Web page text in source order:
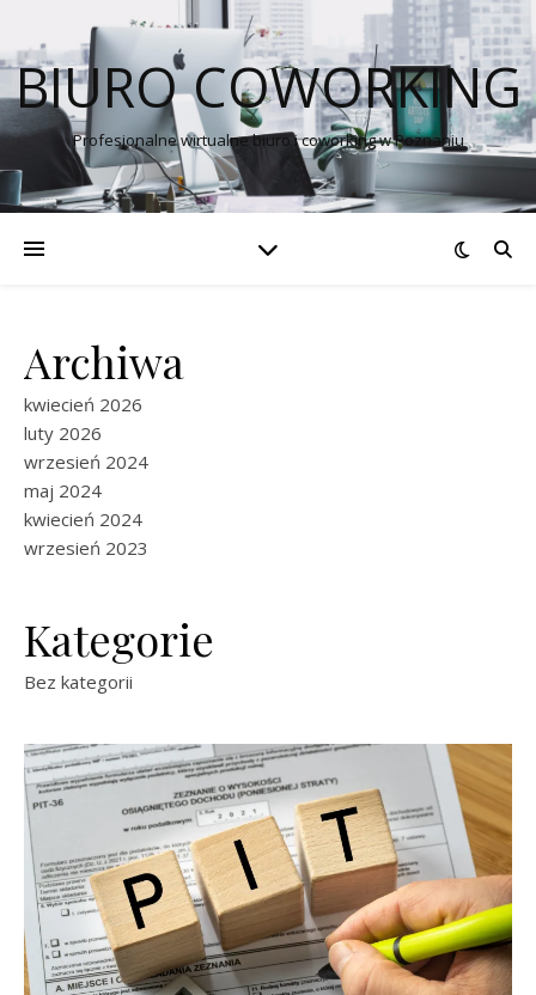
BIURO COWORKING
Profesjonalne wirtualne biuro i coworking w Poznaniu
Archiwa
kwiecień 2026
luty 2026
wrzesień 2024
maj 2024
kwiecień 2024
wrzesień 2023
Kategorie
Bez kategorii